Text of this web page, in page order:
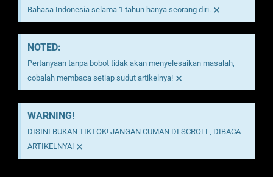
Bahasa Indonesia selama 1 tahun hanya seorang diri. ×
NOTED:
Pertanyaan tanpa bobot tidak akan menyelesaikan masalah,
cobalah membaca setiap sudut artikelnya! ×
WARNING!
DISINI BUKAN TIKTOK! JANGAN CUMAN DI SCROLL, DIBACA
ARTIKELNYA! ×